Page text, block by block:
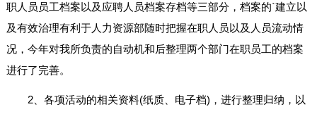
职人员员工档案以及应聘人员档案存档等三部分，档案的`建立以
及有效治理有利于人力资源部随时把握在职人员以及人员流动情
况，今年对我所负责的自动机和后整理两个部门在职员工的档案
进行了完善。
2、各项活动的相关资料(纸质、电子档)，进行整理归纳，以